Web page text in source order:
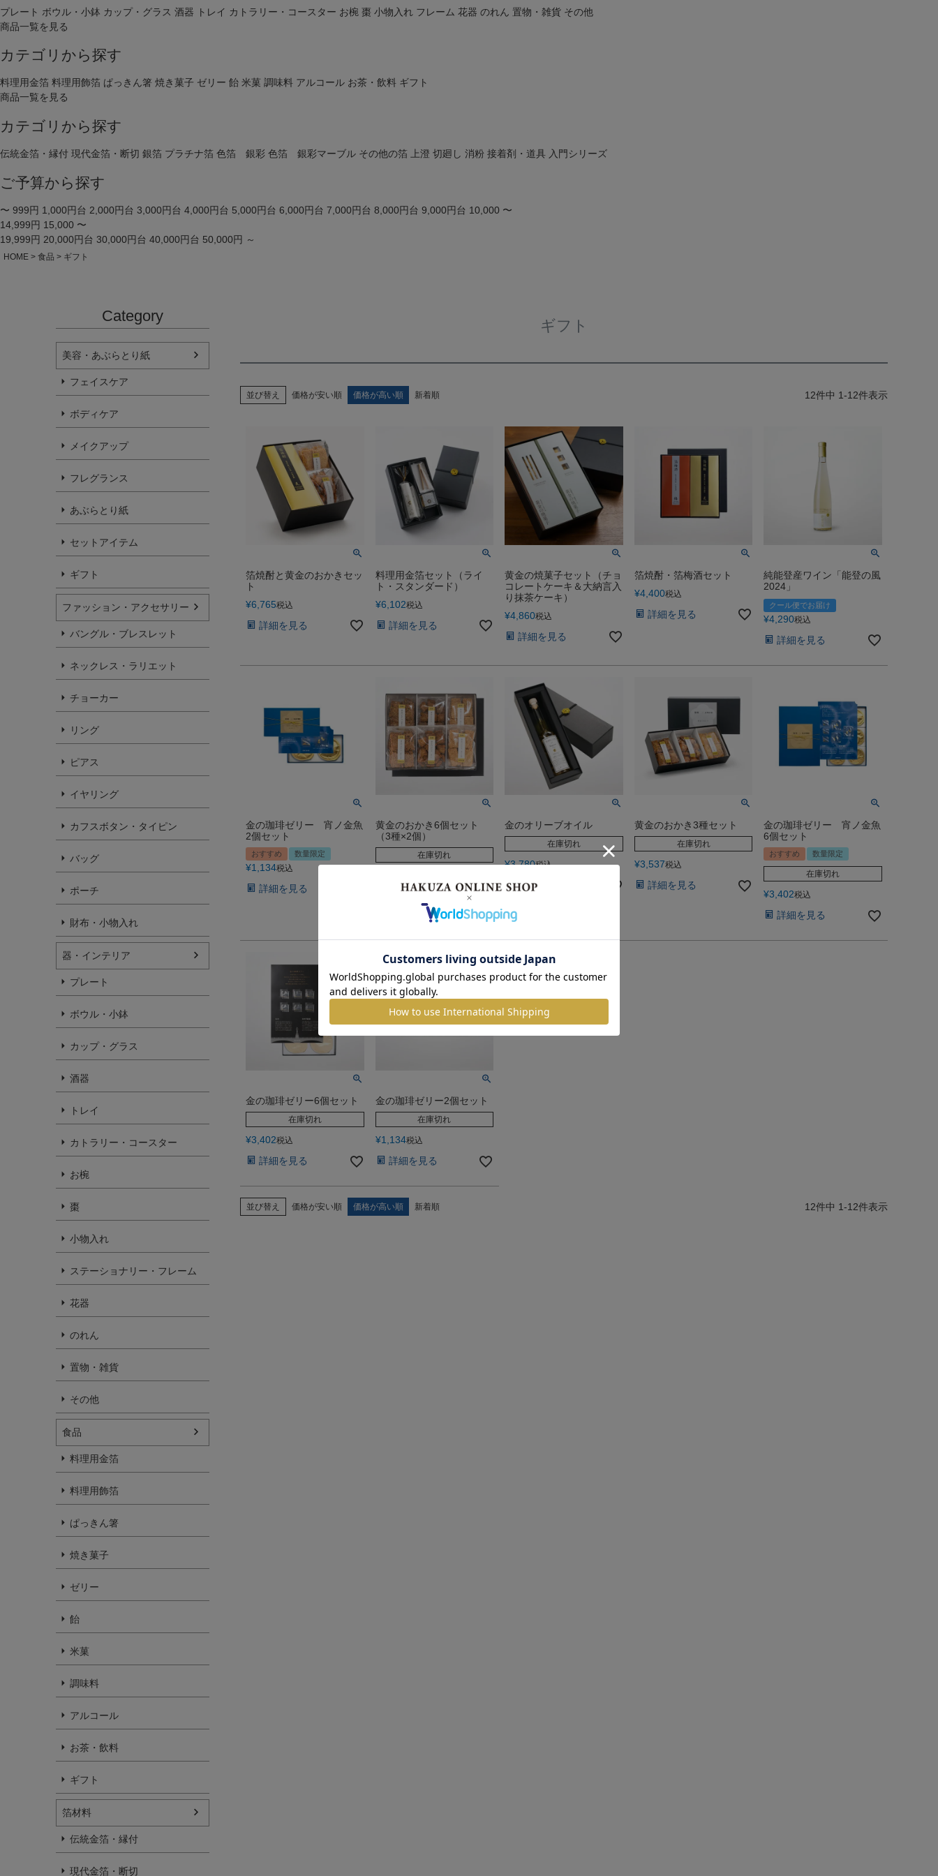
プレート ボウル・小鉢 カップ・グラス 酒器 トレイ カトラリー・コースター お椀 棗 小物入れ フレーム 花器 のれん 置物・雑貨 その他
商品一覧を見る
カテゴリから探す
料理用金箔 料理用飾箔 ぱっきん箸 焼き菓子 ゼリー 飴 米菓 調味料 アルコール お茶・飲料 ギフト
商品一覧を見る
カテゴリから探す
伝統金箔・縁付 現代金箔・断切 銀箔 プラチナ箔 色箔 銀彩 色箔 銀彩マーブル その他の箔 上澄 切廻し 消粉 接着剤・道具 入門シリーズ
ご予算から探す
〜 999円 1,000円台 2,000円台 3,000円台 4,000円台 5,000円台 6,000円台 7,000円台 8,000円台 9,000円台 10,000 〜
14,999円 15,000 〜
19,999円 20,000円台 30,000円台 40,000円台 50,000円 ～
HOME 食品 ギフト
Category
美容・あぶらとり紙
フェイスケア
ボディケア
メイクアップ
フレグランス
あぶらとり紙
セットアイテム
ギフト
ファッション・アクセサリー
バングル・ブレスレット
ネックレス・ラリエット
チョーカー
リング
ピアス
イヤリング
カフスボタン・タイピン
バッグ
ポーチ
財布・小物入れ
器・インテリア
プレート
ボウル・小鉢
カップ・グラス
酒器
トレイ
カトラリー・コースター
お椀
棗
小物入れ
ステーショナリー・フレーム
花器
のれん
置物・雑貨
その他
食品
料理用金箔
料理用飾箔
ぱっきん箸
焼き菓子
ゼリー
飴
米菓
調味料
アルコール
お茶・飲料
ギフト
箔材料
伝統金箔・縁付
現代金箔・断切
ギフト
並び替え 価格が安い順 価格が高い順 新着順 12件中 1-12件表示
箔焼酎と黄金のおかきセッ
ト
¥6,765税込
詳細を見る
料理用金箔セット（ライ
ト・スタンダード）
¥6,102税込
詳細を見る
黄金の焼菓子セット（チョ
コレートケーキ＆大納言入
り抹茶ケーキ）
¥4,860税込
詳細を見る
箔焼酎・箔梅酒セット
¥4,400税込
詳細を見る
純能登産ワイン「能登の風
2024」
クール便でお届け
¥4,290税込
詳細を見る
金の珈琲ゼリー 宵ノ金魚
2個セット
おすすめ 数量限定
¥1,134税込
詳細を見る
黄金のおかき6個セット
（3種×2個）
在庫切れ
金のオリーブオイル
在庫切れ
¥3,780税込
詳細を見る
黄金のおかき3種セット
在庫切れ
¥3,537税込
詳細を見る
金の珈琲ゼリー 宵ノ金魚
6個セット
おすすめ 数量限定
在庫切れ
¥3,402税込
詳細を見る
金の珈琲ゼリー6個セット
在庫切れ
¥3,402税込
詳細を見る
金の珈琲ゼリー2個セット
在庫切れ
¥1,134税込
詳細を見る
並び替え 価格が安い順 価格が高い順 新着順 12件中 1-12件表示